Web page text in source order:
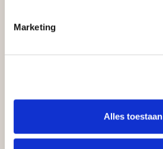
Marketing
Alles toestaan
FACILITAIR